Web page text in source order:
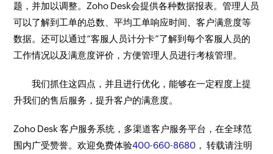
题，并加以调整。Zoho Desk会提供各种数据报表。管理人员
可以了解到工单的总数、平均工单响应时间、客户满意度等
数据。还可以通过“客服人员计分卡”了解到每个客服人员的
工作情况以及满意度评价，方便管理人员进行考核管理。
我们抓住这四点，并且进行优化，能够在一定程度上提
升我们的售后服务，提升客户的满意度。
Zoho Desk 客户服务系统，多渠道客户服务平台，在全球范
围内广受赞誉。欢迎免费体验400-660-8680 ， 转载请注明